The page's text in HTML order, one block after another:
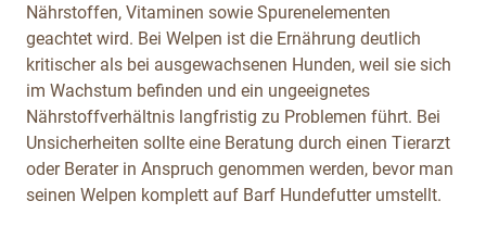
Nährstoffen, Vitaminen sowie Spurenelementen
geachtet wird. Bei Welpen ist die Ernährung deutlich
kritischer als bei ausgewachsenen Hunden, weil sie sich
im Wachstum befinden und ein ungeeignetes
Nährstoffverhältnis langfristig zu Problemen führt. Bei
Unsicherheiten sollte eine Beratung durch einen Tierarzt
oder Berater in Anspruch genommen werden, bevor man
seinen Welpen komplett auf Barf Hundefutter umstellt.